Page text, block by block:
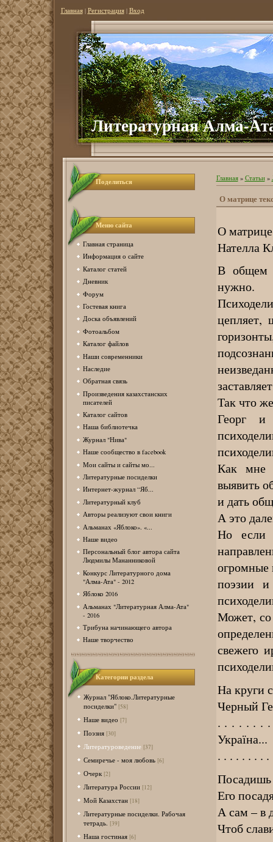
Главная| Регистрация| Вход
Литературная Алма-
Поделиться
Меню сайта
Главная страница
Информация о сайте
Каталог статей
Дневник
Форум
Гостевая книга
Доска объявлений
Фотоальбом
Каталог файлов
Наши современники
Наследие
Обратная связь
Произведения казахстанских
писателей
Каталог сайтов
Наша библиотечка
Журнал "Нива"
Наше сообщество в facebook
Мои сайты и сайты мо...
Литературные посиделки
Интернет-журнал “Яб...
Литературный клуб
Авторы реализуют свои книги
Альманах «Яблоко». «...
Наше видео
Персональный блог автора сайта
Людмилы Мананниковой
Конкурс Литературного дома
"Алма-Ата" - 2012
Яблоко 2016
Альманах "Литературная Алма-Ата"
- 2016
Трибуна начинающего автора
Наше творчество
Категории раздела
Журнал "Яблоко.Литературные
посиделки" [58]
Наше видео [7]
Поэзия [30]
Литературоведение [37]
Семиречье - моя любовь [6]
Очерк [2]
Литература России [12]
Мой Казахстан [18]
Литературные посиделки. Рабочая
тетрадь. [39]
Наша гостиная [6]
Главная» Статьи»
О матрице
О
Нателла
В общем
нужно.
цепляет,
Так что
Георг и
Как мне
выявить
и дать
А это
Но если
огромные
поэзии
Может, со
свежего
На круги
Черный
. . . . . . .
Україна...
. . . . . . . .
Посадишь
Его
А сам – в
Чтоб